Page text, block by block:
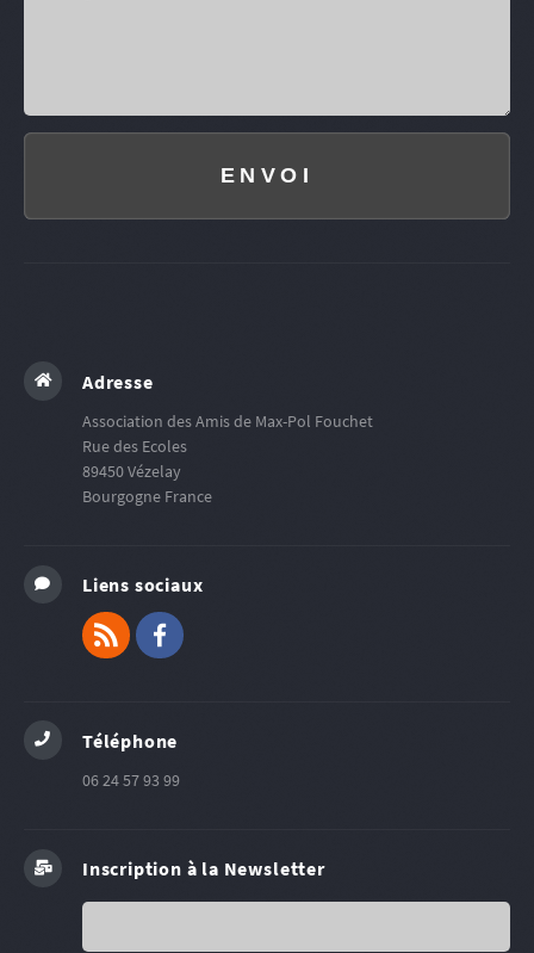
ENVOI
Adresse
Association des Amis de Max-Pol Fouchet
Rue des Ecoles
89450Vézelay
Bourgogne France
Liens sociaux
Téléphone
06 24 57 93 99
Inscription à la Newsletter